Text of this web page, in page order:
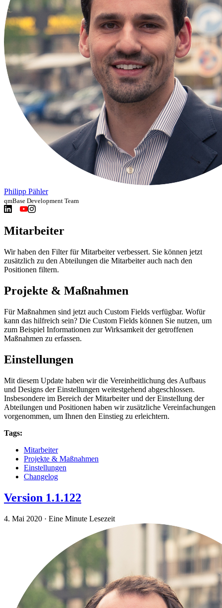
Philipp Pähler
qmBase Development Team
Mitarbeiter
Wir haben den Filter für Mitarbeiter verbessert. Sie können jetzt
zusätzlich zu den Abteilungen die Mitarbeiter auch nach den
Positionen filtern.
Projekte & Maßnahmen
Für Maßnahmen sind jetzt auch Custom Fields verfügbar. Wofür
kann das hilfreich sein? Die Custom Fields können Sie nutzen, um
zum Beispiel Informationen zur Wirksamkeit der getroffenen
Maßnahmen zu erfassen.
Einstellungen
Mit diesem Update haben wir die Vereinheitlichung des Aufbaus
und Designs der Einstellungen weitestgehend abgeschlossen.
Insbesondere im Bereich der Mitarbeiter und der Einstellung der
Abteilungen und Positionen haben wir zusätzliche Vereinfachungen
vorgenommen, um Ihnen den Einstieg zu erleichtern.
Tags:
Mitarbeiter
Projekte & Maßnahmen
Einstellungen
Changelog
Version 1.1.122
4. Mai 2020 · Eine Minute Lesezeit